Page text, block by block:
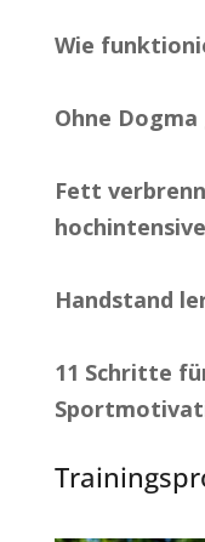
Wie
Ohne Dogma
Fett
Handstand
11 Schritte